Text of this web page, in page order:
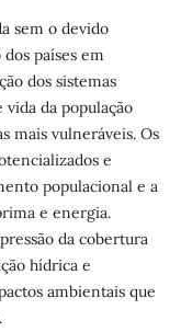
sem o devido
países em
dos sistemas
da população
mais vulneráveis. Os
e
populacional e a
e energia.
da cobertura
hídrica e
ambientais que